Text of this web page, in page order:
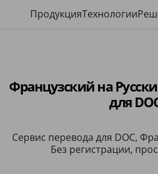
ПродукцияТехнологии
Французский на
для
Сервис перевода для DOC,
Без регистрации,